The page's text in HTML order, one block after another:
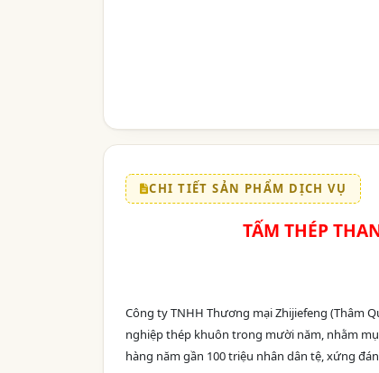
CHI TIẾT SẢN PHẨM DỊCH VỤ
TẤM THÉP
Công ty TNHH Thương mại Zhijiefeng (Thâm
nghiệp thép khuôn trong mười năm, nhằm
hàng năm gần 100 triệu nhân dân tệ, xứng